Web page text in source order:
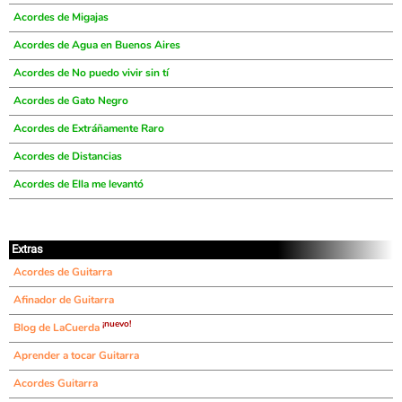
Acordes de Migajas
Acordes de Agua en Buenos Aires
Acordes de No puedo vivir sin tí
Acordes de Gato Negro
Acordes de Extráñamente Raro
Acordes de Distancias
Acordes de Ella me levantó
Extras
Acordes de Guitarra
Afinador de Guitarra
Blog de LaCuerda ¡nuevo!
Aprender a tocar Guitarra
Acordes Guitarra